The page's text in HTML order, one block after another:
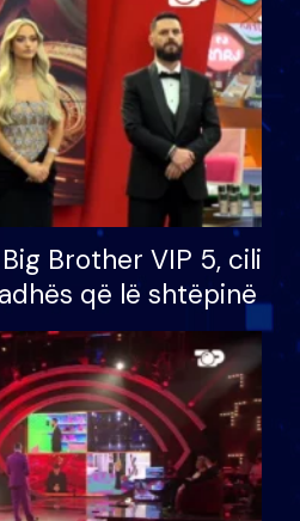
Brother VIP 5, cili
që lë shtëpinë